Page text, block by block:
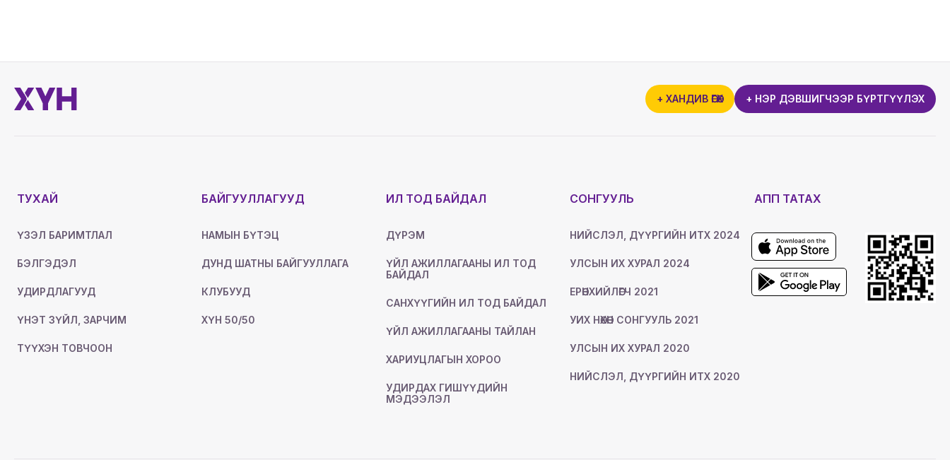
+ ХАНДИВ ӨГӨХ + НЭР ДЭВШИГЧЭЭР БҮРТГҮҮЛЭХ
ТУХАЙ
ҮЗЭЛ БАРИМТЛАЛ
БЭЛГЭДЭЛ
УДИРДЛАГУУД
ҮНЭТ ЗҮЙЛ, ЗАРЧИМ
ТҮҮХЭН ТОВЧООН
БАЙГУУЛЛАГУУД
НАМЫН БҮТЭЦ
ДУНД ШАТНЫ БАЙГУУЛЛАГА
КЛУБУУД
ХҮН 50/50
ИЛ ТОД БАЙДАЛ
ДҮРЭМ
ҮЙЛ АЖИЛЛАГААНЫ ИЛ ТОД
БАЙДАЛ
САНХҮҮГИЙН ИЛ ТОД БАЙДАЛ
ҮЙЛ АЖИЛЛАГААНЫ ТАЙЛАН
ХАРИУЦЛАГЫН ХОРОО
УДИРДАХ ГИШҮҮДИЙН
МЭДЭЭЛЭЛ
СОНГУУЛЬ
НИЙСЛЭЛ, ДҮҮРГИЙН ИТХ 2024
УЛСЫН ИХ ХУРАЛ 2024
ЕРӨНХИЙЛӨГЧ 2021
УИХ НӨХӨН СОНГУУЛЬ 2021
УЛСЫН ИХ ХУРАЛ 2020
НИЙСЛЭЛ, ДҮҮРГИЙН ИТХ 2020
АПП ТАТАХ